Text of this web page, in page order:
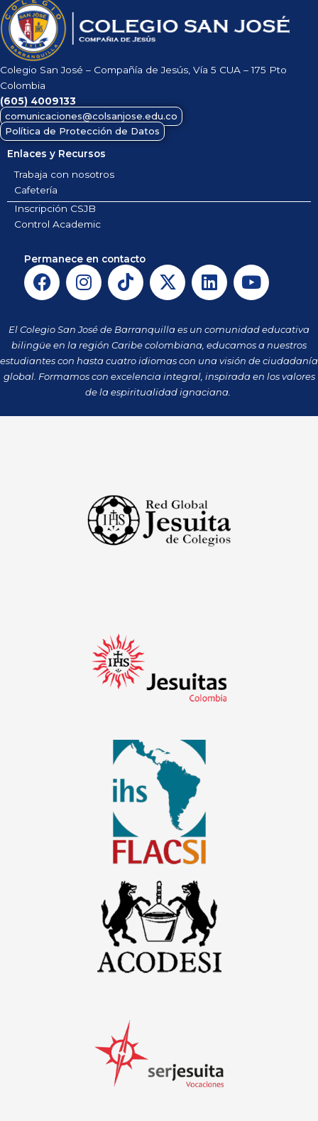
Colegio San José – Compañía de Jesús, Vía 5 CUA – 175 Pto
Colombia
(605) 4009133
comunicaciones@colsanjose.edu.co
Política de Protección de Datos
Enlaces y Recursos
Trabaja con nosotros
Cafetería
Inscripción CSJB
Control Academic
Permanece en contacto
F
a
e
b
o
o
I
n
t
a
g
r
a
m
T
i
t
o
k
X
-
w
i
t
t
e
r
L
i
k
e
d
i
n
Y
o
t
u
b
e
El Colegio San José de Barranquilla es un comunidad educativa
bilingüe en la región Caribe colombiana, educamos a nuestros
estudiantes con hasta cuatro idiomas con una visión de ciudadanía
global. Formamos con excelencia integral, inspirada en los valores
de la espiritualidad ignaciana.